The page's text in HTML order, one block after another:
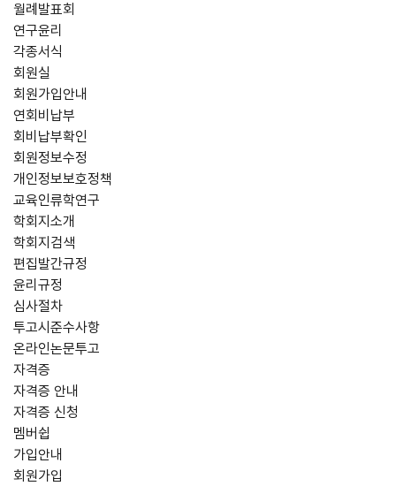
월례발표회
연구윤리
각종서식
회원실
회원가입안내
연회비납부
회비납부확인
회원정보수정
개인정보보호정책
교육인류학연구
학회지소개
학회지검색
편집발간규정
윤리규정
심사절차
투고시준수사항
온라인논문투고
자격증
자격증 안내
자격증 신청
멤버쉽
가입안내
회원가입